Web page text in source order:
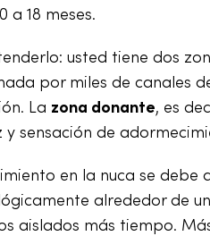
a 18 meses.
usted tiene dos
por miles de canales
La zona donante, es
sensación de
en la nuca se
alrededor de
aislados más tiempo.